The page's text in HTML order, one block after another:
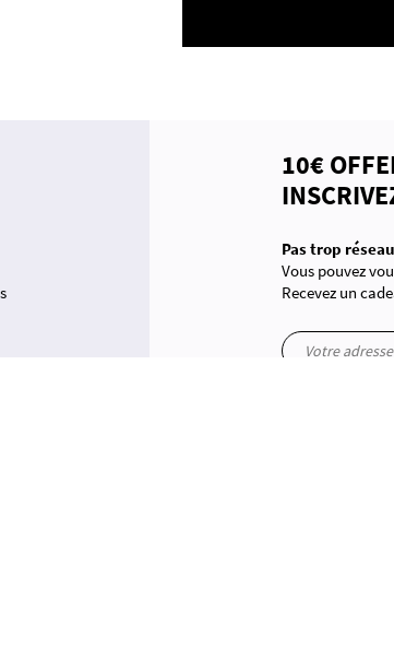
10€
Pas trop
Vous pouvez
Recevez un
Personnalisez vos préférences pour contrôler la manière dont vos